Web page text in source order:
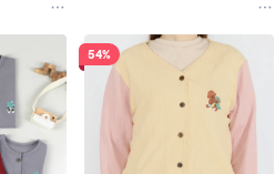
54%